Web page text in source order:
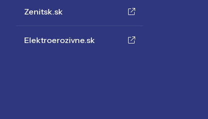
Zenitsk.sk
Elektroerozivne.sk